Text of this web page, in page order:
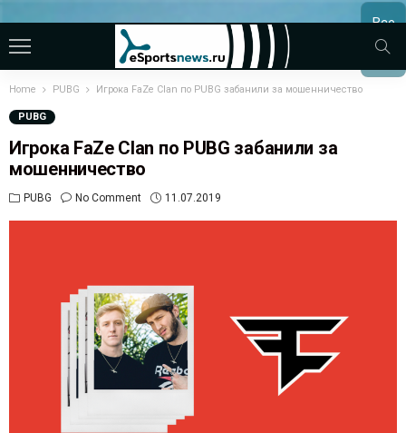
Все
МАТЧИ
Home PUBG Игрока FaZe Clan по PUBG забанили за мошенничество
PUBG
Игрока FaZe Clan по PUBG забанили за
мошенничество
PUBG No Comment 11.07.2019